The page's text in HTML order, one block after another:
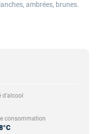
d'alcool
consommation
ambrées, brunes.